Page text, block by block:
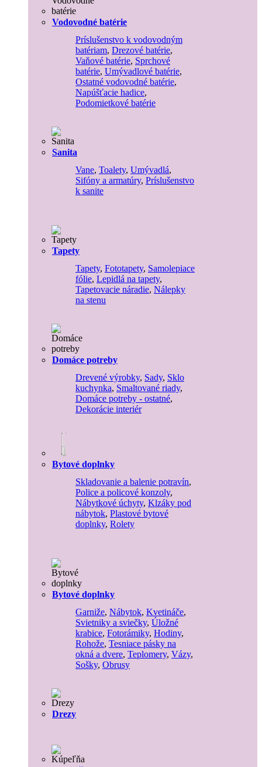
Vodovodné batérie
Príslušenstvo k vodovodným
batériam, Drezové batérie,
Vaňové batérie, Sprchové
batérie, Umývadlové batérie,
Ostatné vodovodné batérie,
Napúšťacie hadice,
Podomietkové batérie
Sanita
Vane, Toalety, Umývadlá,
Sifóny a armatúry, Príslušenstvo
k sanite
Tapety
Tapety, Fototapety, Samolepiace
fólie, Lepidlá na tapety,
Tapetovacie náradie, Nálepky
na stenu
Domáce potreby
Drevené výrobky, Sady, Sklo
kuchynka, Smaltované riady,
Domáce potreby - ostatné,
Dekorácie interiér
Bytové doplnky
Skladovanie a balenie potravín,
Police a policové konzoly,
Nábytkové úchyty, Klzáky pod
nábytok, Plastové bytové
doplnky, Rolety
Bytové doplnky
Garniže, Nábytok, Kvetináče,
Svietniky a sviečky, Úložné
krabice, Fotorámiky, Hodiny,
Rohože, Tesniace pásky na
okná a dvere, Teplomery, Vázy,
Sošky, Obrusy
Drezy